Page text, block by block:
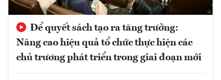
Để quyết sách tạo ra tăng trưởng:
Nâng cao hiệu quả tổ chức thực hiện các
chủ trương phát triển trong giai đoạn mới